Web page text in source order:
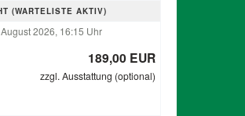
(WARTELISTE AKTIV)
2026, 16:15 Uhr
189,00 EUR
zzgl. Ausstattung (optional)